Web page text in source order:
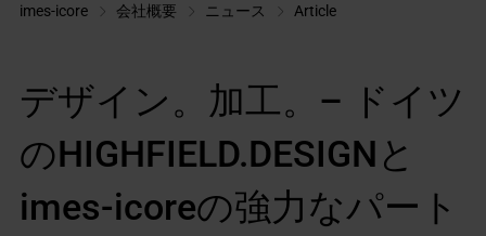
imes-icore 会社概要 ニュース Article
デザイン。加工。– ドイツ
のHIGHFIELD.DESIGNと
imes-icoreの強力なパート